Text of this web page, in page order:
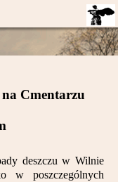
Cmentarzu
deszczu w Wilnie
w poszczególnych